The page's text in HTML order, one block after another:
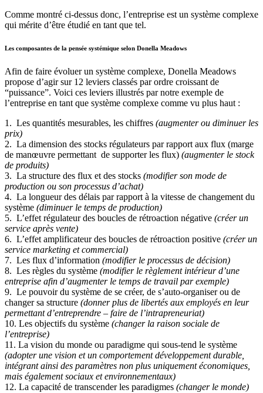
Comme montré ci-dessus donc, l’entreprise est un système complexe
qui mérite d’être étudié en tant que tel.
Les composantes de la pensée systémique selon Donella Meadows
Afin de faire évoluer un système complexe, Donella Meadows
propose d’agir sur 12 leviers classés par ordre croissant de
“puissance”. Voici ces leviers illustrés par notre exemple de
l’entreprise en tant que système complexe comme vu plus haut :
1. Les quantités mesurables, les chiffres (augmenter ou diminuer les
prix)
2. La dimension des stocks régulateurs par rapport aux flux (marge
de manœuvre permettant de supporter les flux) (augmenter le stock
de produits)
3. La structure des flux et des stocks (modifier son mode de
production ou son processus d’achat)
4. La longueur des délais par rapport à la vitesse de changement du
système (diminuer le temps de production)
5. L’effet régulateur des boucles de rétroaction négative (créer un
service après vente)
6. L’effet amplificateur des boucles de rétroaction positive (créer un
service marketing et commercial)
7. Les flux d’information (modifier le processus de décision)
8. Les règles du système (modifier le règlement intérieur d’une
entreprise afin d’augmenter le temps de travail par exemple)
9. Le pouvoir du système de se créer, de s’auto-organiser ou de
changer sa structure (donner plus de libertés aux employés en leur
permettant d’entreprendre – faire de l’intrapreneuriat)
10. Les objectifs du système (changer la raison sociale de
l’entreprise)
11. La vision du monde ou paradigme qui sous-tend le système
(adopter une vision et un comportement développement durable,
intégrant ainsi des paramètres non plus uniquement économiques,
mais également sociaux et environnementaux)
12. La capacité de transcender les paradigmes (changer le monde)